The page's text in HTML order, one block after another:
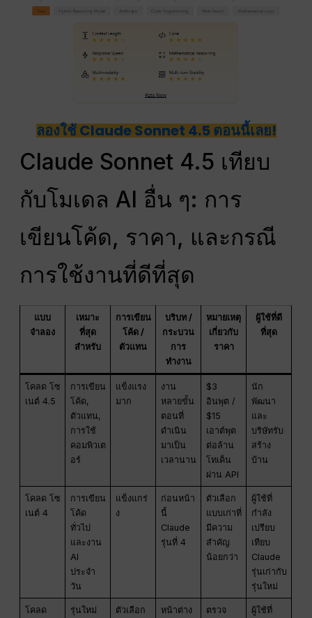
ลองใช้ Claude Sonnet 4.5 ตอนนี้เลย!
Claude Sonnet 4.5 เทียบ
กับโมเดล AI อื่น ๆ: การ
เขียนโค้ด, ราคา, และกรณี
การใช้งานที่ดีที่สุด
แบบ
จำลอง
เหมาะ
ที่สุด
สำหรับ
การเขียน
โค้ด /
ตัวแทน
บริบท /
กระบวน
การ
ทำงาน
หมายเหตุ
เกี่ยวกับ
ราคา
ผู้ใช้ที่ดี
ที่สุด
โคลด โซ
เนต์ 4.5
การเขียน
โค้ด,
ตัวแทน,
การใช้
คอมพิวเต
อร์
แข็งแรง
มาก
งาน
หลายขั้น
ตอนที่
ดำเนิน
มาเป็น
เวลานาน
$3
อินพุต /
$15
เอาต์พุต
ต่อล้าน
โทเค็น
ผ่าน API
นัก
พัฒนา
และ
บริษัทรับ
สร้าง
บ้าน
โคลด โซ
เนต์ 4
การเขียน
โค้ด
ทั่วไป
และงาน
AI
ประจำ
วัน
แข็งแกร่
ง
ก่อนหน้า
นี้
Claude
รุ่นที่ 4
ตัวเลือก
แบบเก่าที่
มีความ
สำคัญ
น้อยกว่า
ผู้ใช้ที่
กำลัง
เปรียบ
เทียบ
Claude
รุ่นเก่ากับ
รุ่นใหม่
โคลด
รุ่นใหม่
ตัวเลือก
หน้าต่าง
ตรวจ
ผู้ใช้ที่